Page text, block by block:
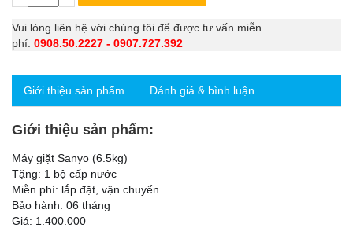
Vui lòng liên hệ với chúng tôi để được tư vấn miễn
phí: 0908.50.2227 - 0907.727.392
Giới thiệu sản phẩm Đánh giá & bình luận
Giới thiệu sản phẩm:
Máy giặt Sanyo (6.5kg)
Tặng: 1 bộ cấp nước
Miễn phí: lắp đặt, vận chuyển
Bảo hành: 06 tháng
Giá: 1.400.000